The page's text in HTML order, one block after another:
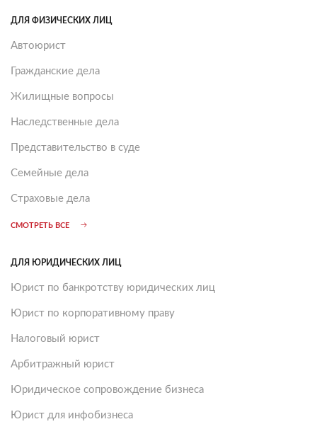
ДЛЯ ФИЗИЧЕСКИХ ЛИЦ
Автоюрист
Гражданские дела
Жилищные вопросы
Наследственные дела
Представительство в суде
Семейные дела
Страховые дела
СМОТРЕТЬ ВСЕ
ДЛЯ ЮРИДИЧЕСКИХ ЛИЦ
Юрист по банкротству юридических лиц
Юрист по корпоративному праву
Налоговый юрист
Арбитражный юрист
Юридическое сопровождение бизнеса
Юрист для инфобизнеса